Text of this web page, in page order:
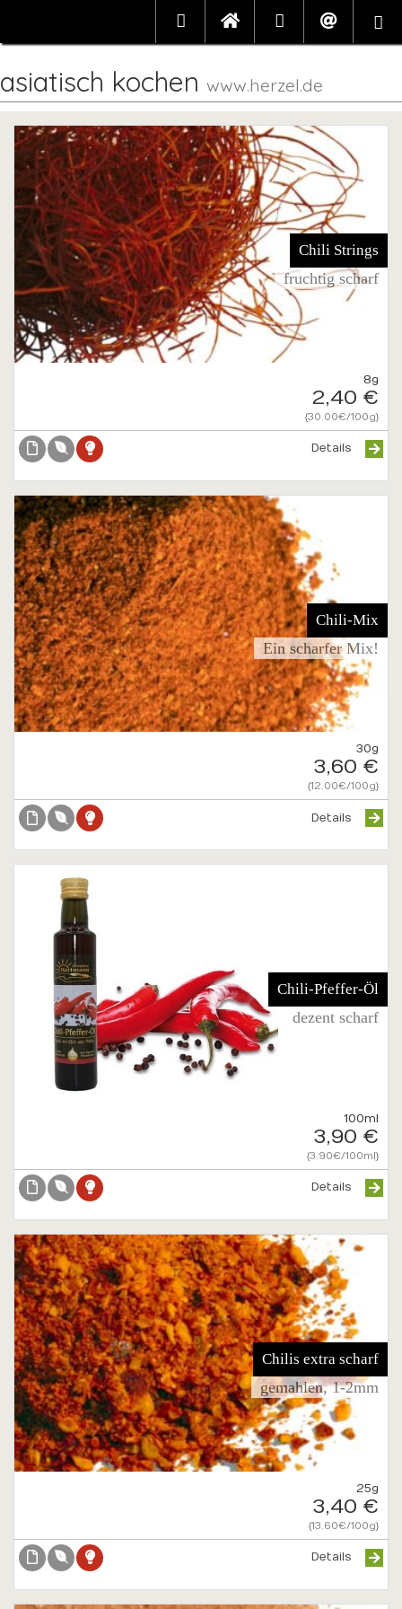
asiatisch kochen www.herzel.de
Chili Strings
fruchtig scharf
8g
2,40 €
{30.00€/100g}
Details
Chili-Mix
Ein scharfer Mix!
30g
3,60 €
{12.00€/100g}
Details
Chili-Pfeffer-Öl
dezent scharf
100ml
3,90 €
{3.90€/100ml}
Details
Chilis extra scharf
gemahlen, 1-2mm
25g
3,40 €
{13.60€/100g}
Details